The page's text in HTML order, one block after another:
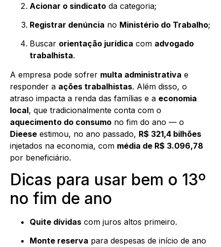
Acionar o sindicato da categoria;
Registrar denúncia no Ministério do Trabalho;
Buscar orientação jurídica com advogado
trabalhista.
A empresa pode sofrer multa administrativa e
responder a ações trabalhistas. Além disso, o
atraso impacta a renda das famílias e a economia
local, que tradicionalmente conta com o
aquecimento do consumo no fim do ano — o
Dieese estimou, no ano passado, R$ 321,4 bilhões
injetados na economia, com média de R$ 3.096,78
por beneficiário.
Dicas para usar bem o 13º
no fim de ano
Quite dívidas com juros altos primeiro.
Monte reserva para despesas de início de ano